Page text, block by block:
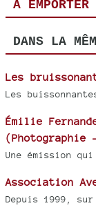
À EMPORTER
DANS LA
Les
Les
Émilie
(Photographie
Une émission
Association
Depuis 1999,